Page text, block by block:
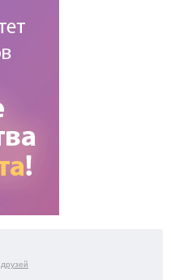
друзей